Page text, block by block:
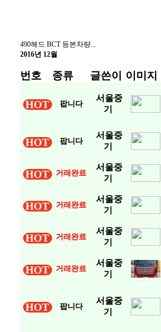
490헤드 BCT 등본차량...
2016년 12월
번호 종류 글쓴이 이미지
HOT 팝니다
서울중
기
HOT 팝니다
서울중
기
HOT 거래완료
서울중
기
HOT 거래완료
서울중
기
HOT 거래완료
서울중
기
HOT 거래완료
서울중
기
HOT 팝니다
서울중
기